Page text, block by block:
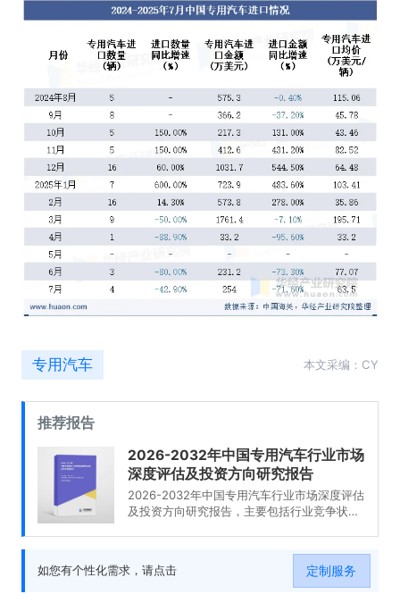
专用汽车 本文采编：CY
推荐报告
2026-2032年中国专用汽车行业市场
深度评估及投资方向研究报告
2026-2032年中国专用汽车行业市场深度评估
及投资方向研究报告，主要包括行业竞争状况
如您有个性化需求，请点击 定制服务